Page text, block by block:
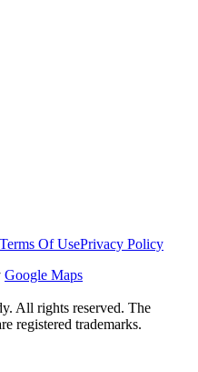
Terms Of UsePrivacy Policy
Google Maps
All rights reserved. The
registered trademarks.